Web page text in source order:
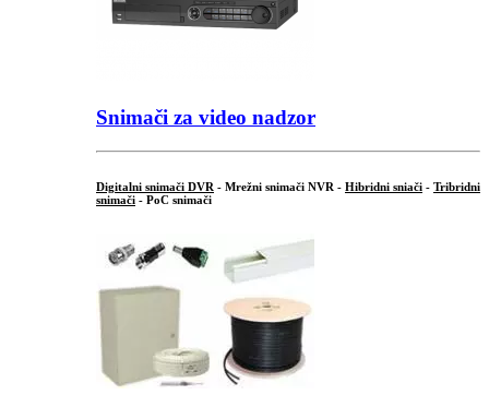
Snimači za video nadzor
Digitalni snimači DVR - Mrežni snimači NVR - Hibridni sniači - Tribridni
snimači - PoC snimači